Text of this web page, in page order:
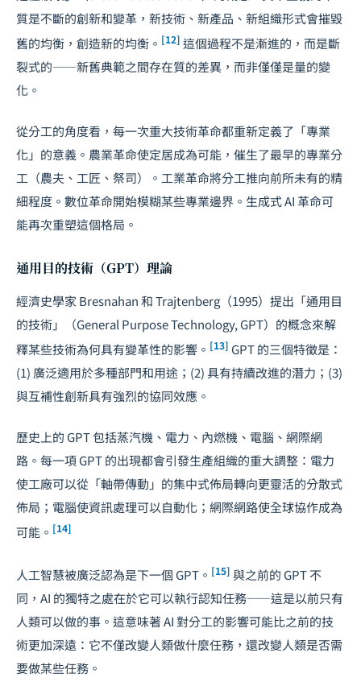
質是不斷的創新和變革，新技術、新產品、新組織形式會摧毀
舊的均衡，創造新的均衡。 [12] 這個過程不是漸進的，而是斷
裂式的——新舊典範之間存在質的差異，而非僅僅是量的變
化。
從分工的角度看，每一次重大技術革命都重新定義了「專業
化」的意義。農業革命使定居成為可能，催生了最早的專業分
工（農夫、工匠、祭司）。工業革命將分工推向前所未有的精
細程度。數位革命開始模糊某些專業邊界。生成式 AI 革命可
能再次重塑這個格局。
通用目的技術（GPT）理論
經濟史學家 Bresnahan 和 Trajtenberg（1995）提出「通用目
的技術」（General Purpose Technology, GPT）的概念來解
釋某些技術為何具有變革性的影響。 [13] GPT 的三個特徵是：
(1) 廣泛適用於多種部門和用途；(2) 具有持續改進的潛力；(3)
與互補性創新具有強烈的協同效應。
歷史上的 GPT 包括蒸汽機、電力、內燃機、電腦、網際網
路。每一項 GPT 的出現都會引發生產組織的重大調整：電力
使工廠可以從「軸帶傳動」的集中式佈局轉向更靈活的分散式
佈局；電腦使資訊處理可以自動化；網際網路使全球協作成為
可能。 [14]
人工智慧被廣泛認為是下一個 GPT。 [15] 與之前的 GPT 不
同，AI 的獨特之處在於它可以執行認知任務——這是以前只有
人類可以做的事。這意味著 AI 對分工的影響可能比之前的技
術更加深遠：它不僅改變人類做什麼任務，還改變人類是否需
要做某些任務。